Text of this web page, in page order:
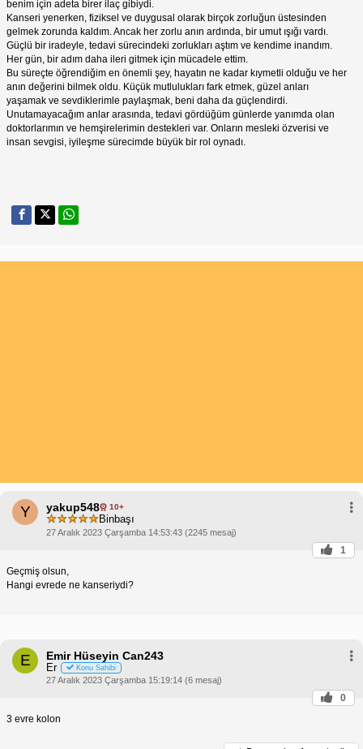
benim için adeta birer ilaç gibiydi.
Kanseri yenerken, fiziksel ve duygusal olarak birçok zorluğun üstesinden
gelmek zorunda kaldım. Ancak her zorlu anın ardında, bir umut ışığı vardı.
Güçlü bir iradeyle, tedavi sürecindeki zorlukları aştım ve kendime inandım.
Her gün, bir adım daha ileri gitmek için mücadele ettim.
Bu süreçte öğrendiğim en önemli şey, hayatın ne kadar kıymetli olduğu ve her
anın değerini bilmek oldu. Küçük mutlulukları fark etmek, güzel anları
yaşamak ve sevdiklerimle paylaşmak, beni daha da güçlendirdi.
Unutamayacağım anlar arasında, tedavi gördüğüm günlerde yanımda olan
doktorlarımın ve hemşirelerimin destekleri var. Onların mesleki özverisi ve
insan sevgisi, iyileşme sürecimde büyük bir rol oynadı.
Y yakup548 10+
Binbaşı
27 Aralık 2023 Çarşamba 14:53:43 (2245 mesaj)
1
Geçmiş olsun,
Hangi evrede ne kanseriydi?
E Emir Hüseyin Can243
Er Konu Sahibi
27 Aralık 2023 Çarşamba 15:19:14 (6 mesaj)
0
3 evre kolon